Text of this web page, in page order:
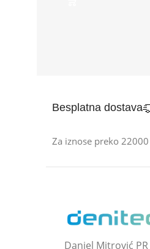
Besplatna dostava
Za iznose preko
Daniel Mitrović